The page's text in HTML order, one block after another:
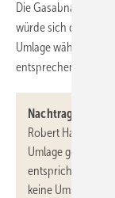
Die Gasabnahme für
würde sich damit um
Umlage während
entsprechende
Nachtrag:
Robert Habeck
Umlage genannt.
entspricht dies
keine